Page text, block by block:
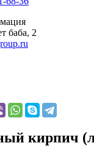
баба, 2
кирпич